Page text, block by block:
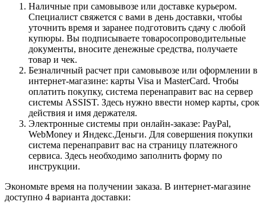
Наличные при самовывозе или доставке курьером.
Специалист свяжется с вами в день доставки, чтобы
уточнить время и заранее подготовить сдачу с любой
купюры. Вы подписываете товаросопроводительные
документы, вносите денежные средства, получаете
товар и чек.
Безналичный расчет при самовывозе или оформлении в
интернет-магазине: карты Visa и MasterCard. Чтобы
оплатить покупку, система перенаправит вас на сервер
системы ASSIST. Здесь нужно ввести номер карты, срок
действия и имя держателя.
Электронные системы при онлайн-заказе: PayPal,
WebMoney и Яндекс.Деньги. Для совершения покупки
система перенаправит вас на страницу платежного
сервиса. Здесь необходимо заполнить форму по
инструкции.
Экономьте время на получении заказа. В интернет-магазине
доступно 4 варианта доставки: